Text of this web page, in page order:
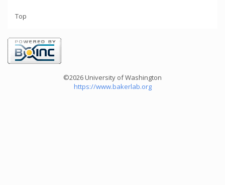
Top
©2026 University of Washington
https://www.bakerlab.org